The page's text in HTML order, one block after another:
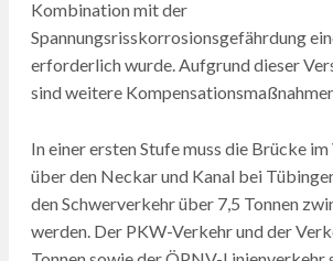
Kombination mit der
Spannungsrisskorrosionsgefährdung
erforderlich wurde. Aufgrund dieser
sind weitere
In einer ersten Stufe muss die Brücke
über den Neckar und Kanal bei
den Schwerverkehr über 7,5 Tonnen
werden. Der PKW-Verkehr und der